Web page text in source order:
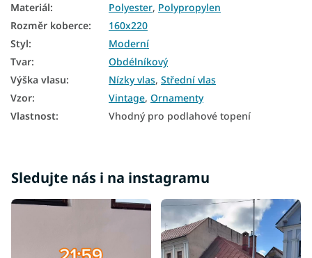
Materiál: Polyester, Polypropylen
Rozměr koberce:
160x220
Styl:
Moderní
Tvar:
Obdélníkový
Výška vlasu: Nízky vlas, Střední vlas
Vzor: Vintage, Ornamenty
Vlastnost: Vhodný pro podlahové topení
Sledujte nás i na instagramu